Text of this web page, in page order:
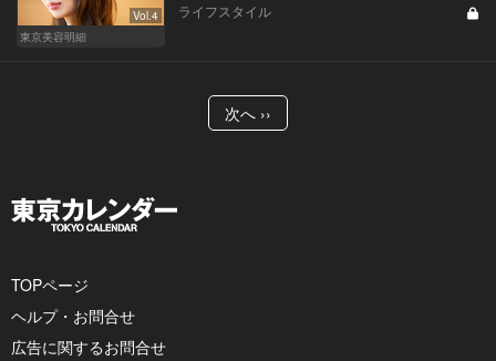
Vol.4
東京美容明細
ライフスタイル
次へ ››
TOPページ
ヘルプ・お問合せ
広告に関するお問合せ